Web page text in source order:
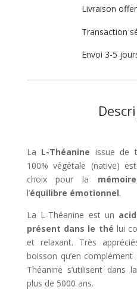
Livraison
Transaction
Envoi 3-5
La L-Théanine issue de
100% végétale (native)
choix pour la mémoire
l’équilibre émotionnel.
La L-Théanine est un
présent dans le thé lui
et relaxant. Très
boisson qu’en
Théanine s’utilisent dans
plus de 5000 ans.